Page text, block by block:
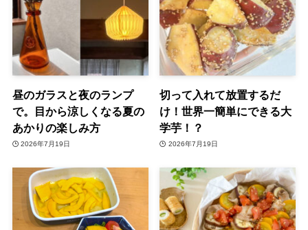
昼のガラスと夜のランプ
で。目から涼しくなる夏の
あかりの楽しみ方
2026年7月19日
切って入れて放置するだ
け！世界一簡単にできる大
学芋！？
2026年7月19日